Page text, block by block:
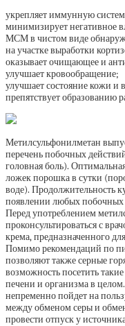
укрепляет иммунную
минимизирует негативное
МСМ в чистом виде
на участке выработки
оказывает очищающее и
улучшает кровообращение;
улучшает состояние кожи и
препятствует образованию
Метилсульфонилметан
перечень побочных
головная боль).
ложек порошка в сутки
воде). Продолжительность
появлении любых побочных
Перед употреблением
проконсультироваться с
крема, предназначенного
Помимо рекомендаций по
позволяют также серные
возможность посетить
печени и организма в
непременно пойдет на
между обменом серы и
провести отпуск у